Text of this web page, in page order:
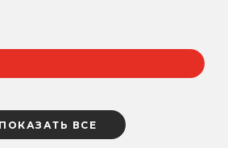
ПОКАЗАТЬ ВСЕ